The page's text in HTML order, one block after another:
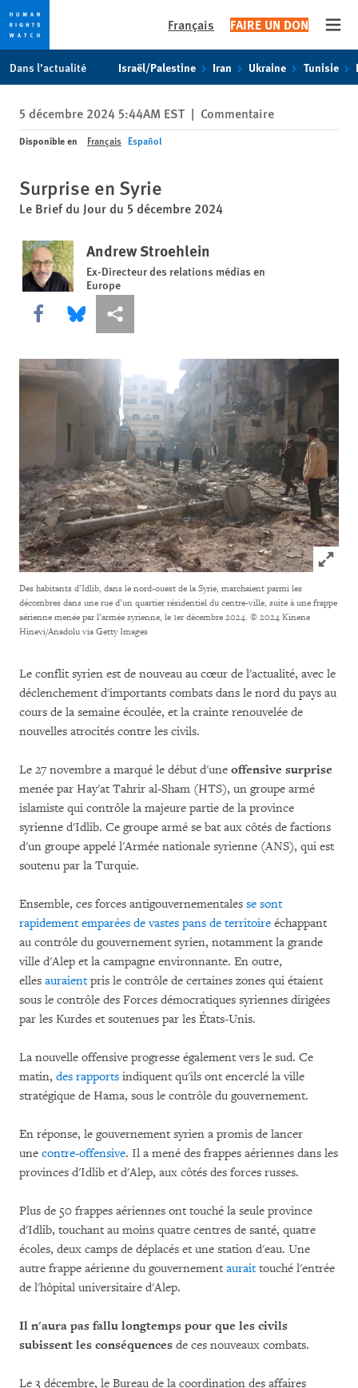
to
privacy
notice
to
content
Français FAIRE UN DON
Dans l’actualité Israël/Palestine Iran Ukraine Tunisie
5 décembre 2024 5:44AM EST | Commentaire
Disponible en Français Español
Surprise en Syrie
Le Brief du Jour du 5 décembre 2024
Andrew Stroehlein
Ex-Directeur des relations médias en
Europe
Share this via Facebook
Share this via Bluesky
Share this via Partagez
Click to
Des habitants d’Idlib, dans le nord-ouest de la Syrie, marchaient parmi les
décombres dans une rue d’un quartier résidentiel du centre-ville, suite à une frappe
aérienne menée par l’armée syrienne, le 1er décembre 2024. © 2024 Kinene
Hinevi/Anadolu via Getty Images
Le conflit syrien est de nouveau au cœur de l'actualité, avec le
déclenchement d'importants combats dans le nord du pays au
cours de la semaine écoulée, et la crainte renouvelée de
nouvelles atrocités contre les civils.
Le 27 novembre a marqué le début d'une offensive surprise
menée par Hay'at Tahrir al-Sham (HTS), un groupe armé
islamiste qui contrôle la majeure partie de la province
syrienne d'Idlib. Ce groupe armé se bat aux côtés de factions
d'un groupe appelé l'Armée nationale syrienne (ANS), qui est
soutenu par la Turquie.
Ensemble, ces forces antigouvernementales se sont
rapidement emparées de vastes pans de territoire échappant
au contrôle du gouvernement syrien, notamment la grande
ville d'Alep et la campagne environnante. En outre,
elles auraientpris le contrôle de certaines zones qui étaient
sous le contrôle des Forces démocratiques syriennes dirigées
par les Kurdes et soutenues par les États-Unis.
La nouvelle offensive progresse également vers le sud. Ce
matin, des rapports indiquent qu'ils ont encerclé la ville
stratégique de Hama, sous le contrôle du gouvernement.
En réponse, le gouvernement syrien a promis de lancer
une contre-offensive. Il a mené des frappes aériennes dans les
provinces d'Idlib et d'Alep, aux côtés des forces russes.
Plus de 50 frappes aériennes ont touché la seule province
d'Idlib, touchant au moins quatre centres de santé, quatre
écoles, deux camps de déplacés et une station d'eau. Une
autre frappe aérienne du gouvernement auraittouché l'entrée
de l'hôpital universitaire d'Alep.
Il n'aura pas fallu longtemps pour que les civils
subissent les conséquences de ces nouveaux combats.
Le 3 décembre, le Bureau de la coordination des affaires